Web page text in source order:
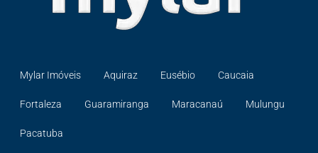
Mylar Imóveis Aquiraz Eusébio Caucaia
Fortaleza Guaramiranga Maracanaú Mulungu
Pacatuba